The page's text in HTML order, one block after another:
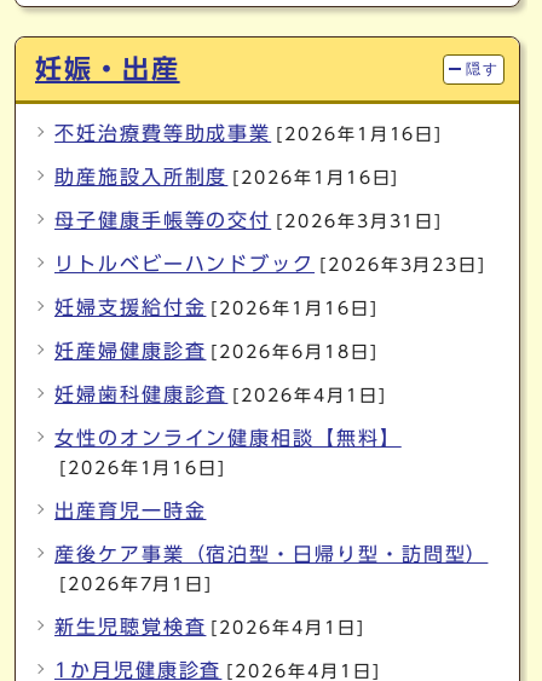
妊娠・出産 隠す
不妊治療費等助成事業 [2026年1月16日]
助産施設入所制度 [2026年1月16日]
母子健康手帳等の交付 [2026年3月31日]
リトルベビーハンドブック [2026年3月23日]
妊婦支援給付金 [2026年1月16日]
妊産婦健康診査 [2026年6月18日]
妊婦歯科健康診査 [2026年4月1日]
女性のオンライン健康相談【無料】
[2026年1月16日]
出産育児一時金
産後ケア事業（宿泊型・日帰り型・訪問型）
[2026年7月1日]
新生児聴覚検査 [2026年4月1日]
1か月児健康診査 [2026年4月1日]